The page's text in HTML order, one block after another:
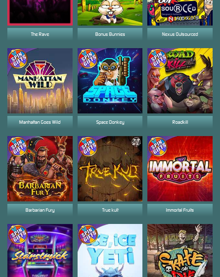
Nexus Outsourced
Manhattan Goes Wild Roadkill
Space Donkey
Barbarian Fury Immortal Fruits
Bonus Bunnies
True kult
The Rave